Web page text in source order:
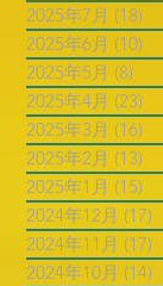
2025年7月 (18)
2025年6月 (10)
2025年5月 (8)
2025年4月 (23)
2025年3月 (16)
2025年2月 (13)
2025年1月 (15)
2024年12月 (17)
2024年11月 (17)
2024年10月 (14)